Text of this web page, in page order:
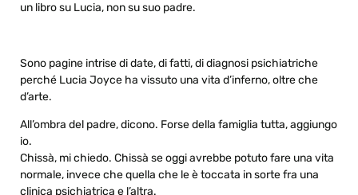
un libro su Lucia, non su suo padre.
Sono pagine intrise di date, di fatti, di diagnosi psichiatriche
perché Lucia Joyce ha vissuto una vita d’inferno, oltre che
d’arte.
All’ombra del padre, dicono. Forse della famiglia tutta, aggiungo
io.
Chissà, mi chiedo. Chissà se oggi avrebbe potuto fare una vita
normale, invece che quella che le è toccata in sorte fra una
clinica psichiatrica e l’altra.